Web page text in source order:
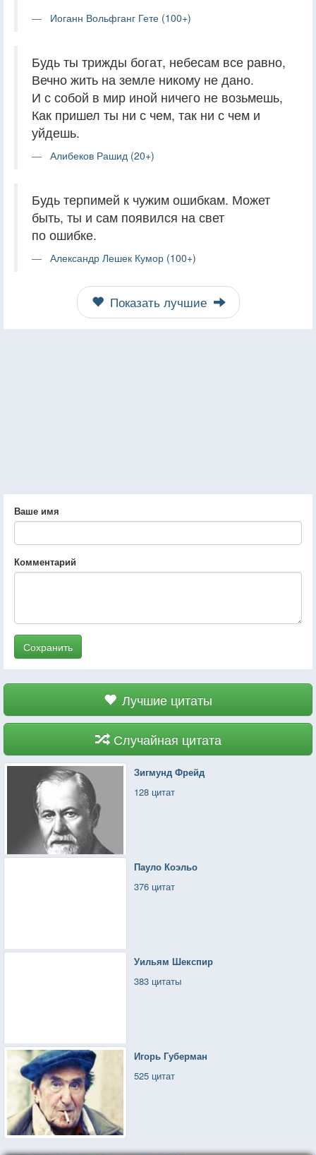
Иоганн Вольфганг Гете (100+)
Будь ты трижды богат, небесам все равно,
Вечно жить на земле никому не дано.
И с собой в мир иной ничего не возьмешь,
Как пришел ты ни с чем, так ни с чем и
уйдешь.
Алибеков Рашид (20+)
Будь терпимей к чужим ошибкам. Может
быть, ты и сам появился на свет
по ошибке.
Александр Лешек Кумор (100+)
Показать лучшие
Ваше имя
Комментарий
Сохранить
Лучшие цитаты
Случайная цитата
Зигмунд Фрейд
128 цитат
Пауло Коэльо
376 цитат
Уильям Шекспир
383 цитаты
Игорь Губерман
525 цитат